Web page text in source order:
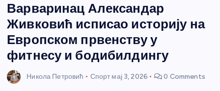
и портал
Варваринац Александар
Живковић исписао историју на
Европском првенству у
фитнесу и бодибилдингу
Никола Петровић Спорт мај 3, 2026 0 Comments